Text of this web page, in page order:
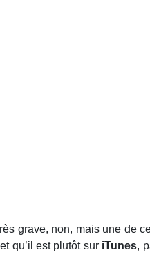
grave, non, mais une de
qu’il est plutôt sur iTunes,